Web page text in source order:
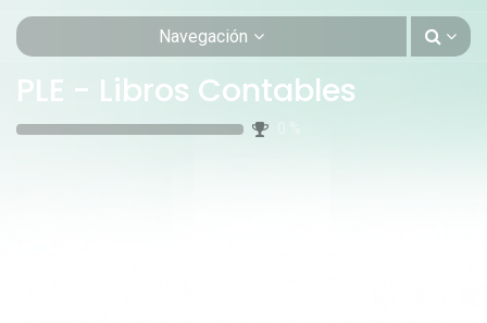
Navegación
PLE - Libros Contables